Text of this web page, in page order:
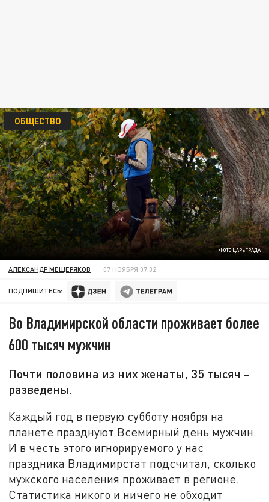
ФОТО ЦАРЬГРАДА
ОБЩЕСТВО
АЛЕКСАНДР МЕЩЕРЯКОВ 07 НОЯБРЯ 07:32
ПОДПИШИТЕСЬ:
Во Владимирской области проживает более
600 тысяч мужчин
Почти половина из них женаты, 35 тысяч –
разведены.
Каждый год в первую субботу ноября на
планете празднуют Всемирный день мужчин.
И в честь этого игнорируемого у нас
праздника Владимирстат подсчитал, сколько
мужского населения проживает в регионе.
Статистика никого и ничего не обходит